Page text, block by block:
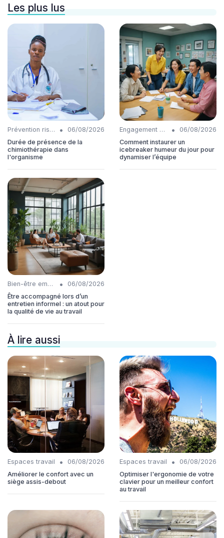
Les plus lus
Prévention risques •
06/08/2026
Durée de présence de la
chimiothérapie dans
l'organisme
Engagement collaborateurs •
06/08/2026
Comment instaurer un
icebreaker humeur du jour pour
dynamiser l’équipe
Bien-être employés •
06/08/2026
Être accompagné lors d’un
entretien informel : un atout pour
la qualité de vie au travail
À lire aussi
Espaces travail •
06/08/2026
Améliorer le confort avec un
siège assis-debout
Espaces travail •
06/08/2026
Optimiser l'ergonomie de votre
clavier pour un meilleur confort
au travail